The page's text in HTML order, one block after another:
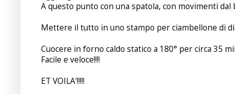
A questo punto con una spatola, con movimenti
Mettere il tutto in uno stampo per ciambellone di
Cuocere in forno caldo statico a 180° per circa 35
Facile e veloce!!!!
ET VOILA'!!!!!